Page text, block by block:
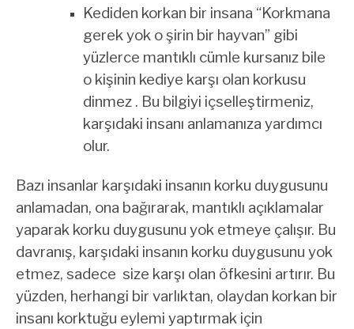
Kediden korkan bir insana “Korkmana
gerek yok o şirin bir hayvan” gibi
yüzlerce mantıklı cümle kursanız bile
o kişinin kediye karşı olan korkusu
dinmez . Bu bilgiyi içselleştirmeniz,
karşıdaki insanı anlamanıza yardımcı
olur.
Bazı insanlar karşıdaki insanın korku duygusunu
anlamadan, ona bağırarak, mantıklı açıklamalar
yaparak korku duygusunu yok etmeye çalışır. Bu
davranış, karşıdaki insanın korku duygusunu yok
etmez, sadece size karşı olan öfkesini artırır. Bu
yüzden, herhangi bir varlıktan, olaydan korkan bir
insanı korktuğu eylemi yaptırmak için